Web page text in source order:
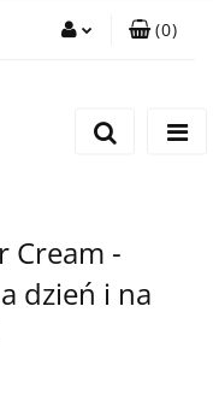
(0)
Cream -
dzień i na